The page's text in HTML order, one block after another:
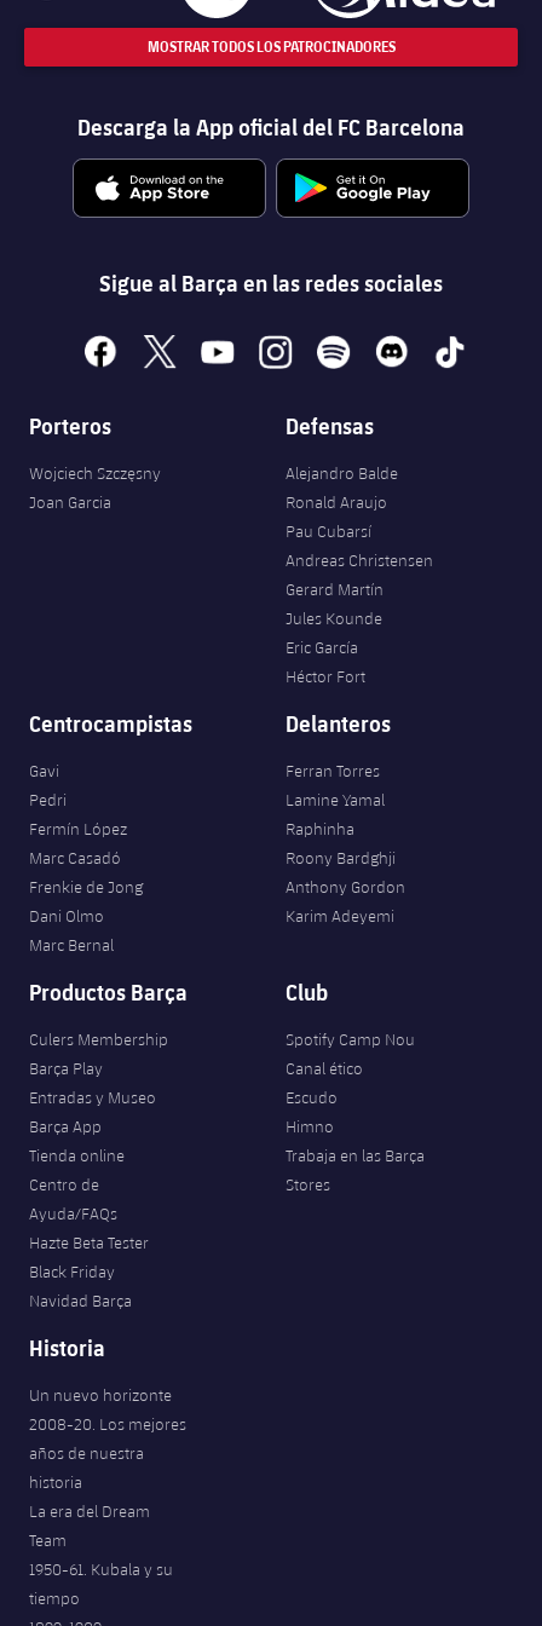
MOSTRAR TODOS LOS PATROCINADORES
Descarga la App oficial del FC Barcelona
Sigue al Barça en las redes sociales
facebook
x youtubeinstagramspotify discord tiktok
Porteros
Wojciech Szczęsny
Joan Garcia
Defensas
Alejandro Balde
Ronald Araujo
Pau Cubarsí
Andreas Christensen
Gerard Martín
Jules Kounde
Eric García
Héctor Fort
Centrocampistas
Gavi
Pedri
Fermín López
Marc Casadó
Frenkie de Jong
Dani Olmo
Marc Bernal
Delanteros
Ferran Torres
Lamine Yamal
Raphinha
Roony Bardghji
Anthony Gordon
Karim Adeyemi
Productos Barça
Culers Membership
Barça Play
Entradas y Museo
Barça App
Tienda online
Centro de
Ayuda/FAQs
Hazte Beta Tester
Black Friday
Navidad Barça
Club
Spotify Camp Nou
Canal ético
Escudo
Himno
Trabaja en las Barça
Stores
Historia
Un nuevo horizonte
2008-20. Los mejores
años de nuestra
historia
La era del Dream
Team
1950-61. Kubala y su
tiempo